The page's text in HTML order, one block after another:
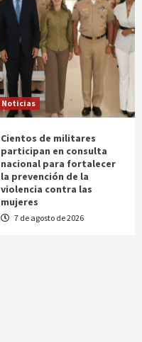
Noticias
Cientos de militares
participan en consulta
nacional para fortalecer
la prevención de la
violencia contra las
mujeres
7 de agosto de 2026